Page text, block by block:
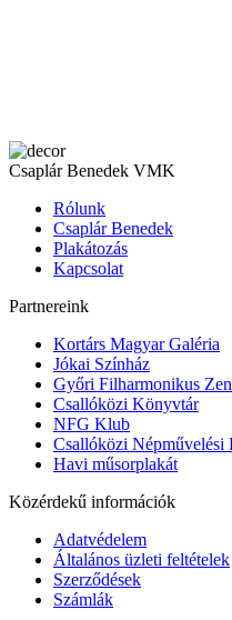
Csaplár Benedek VMK
Rólunk
Csaplár Benedek
Plakátozás
Kapcsolat
Partnereink
Kortárs Magyar Galéria
Jókai Színház
Győri Filharmonikus
Csallóközi Könyvtár
NFG Klub
Csallóközi Népművelési
Havi műsorplakát
Közérdekű információk
Adatvédelem
Általános üzleti feltételek
Szerződések
Számlák